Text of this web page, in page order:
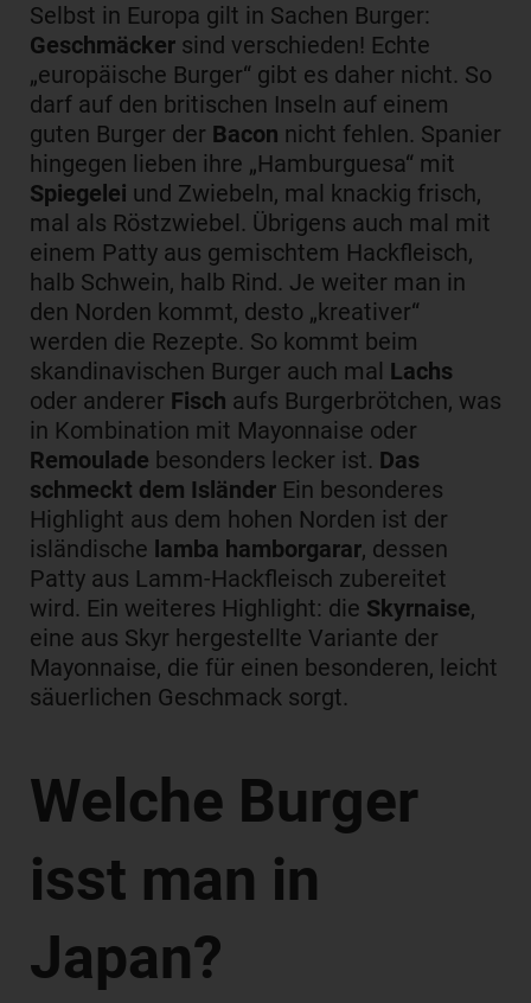
Selbst in Europa gilt in Sachen Burger:
Geschmäcker sind verschieden! Echte
„europäische Burger“ gibt es daher nicht. So
darf auf den britischen Inseln auf einem
guten Burger der Bacon nicht fehlen. Spanier
hingegen lieben ihre „Hamburguesa“ mit
Spiegelei und Zwiebeln, mal knackig frisch,
mal als Röstzwiebel. Übrigens auch mal mit
einem Patty aus gemischtem Hackfleisch,
halb Schwein, halb Rind. Je weiter man in
den Norden kommt, desto „kreativer“
werden die Rezepte. So kommt beim
skandinavischen Burger auch mal Lachs
oder anderer Fisch aufs Burgerbrötchen, was
in Kombination mit Mayonnaise oder
Remoulade besonders lecker ist. Das
schmeckt dem Isländer Ein besonderes
Highlight aus dem hohen Norden ist der
isländische lamba hamborgarar, dessen
Patty aus Lamm-Hackfleisch zubereitet
wird. Ein weiteres Highlight: die Skyrnaise,
eine aus Skyr hergestellte Variante der
Mayonnaise, die für einen besonderen, leicht
säuerlichen Geschmack sorgt.
Welche Burger
isst man in
Japan?